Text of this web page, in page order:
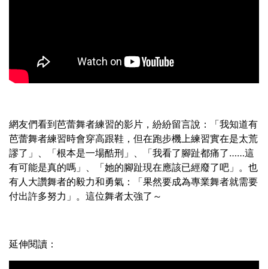
網友們看到芭蕾舞者練習的影片，紛紛留言說：「我知道有
芭蕾舞者練習時會穿高跟鞋，但在跑步機上練習實在是太荒
謬了」、「根本是一場酷刑」、「我看了腳趾都痛了……這
有可能是真的嗎」、「她的腳趾現在應該已經廢了吧」。也
有人大讚舞者的毅力和勇氣：「果然要成為專業舞者就需要
付出許多努力」。這位舞者太強了～
延伸閱讀：